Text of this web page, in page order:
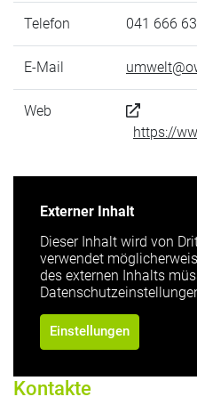
Telefon 041 666
E-Mail
Web
https://
Externer Inhalt
Dieser Inhalt wird von
verwendet
des externen Inhalts
Einstellungen
Kontakte